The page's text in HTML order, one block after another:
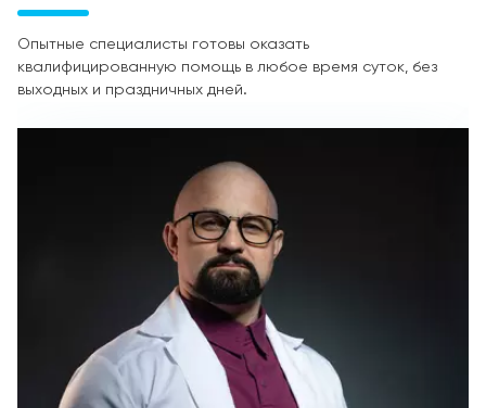
Опытные специалисты готовы оказать
квалифицированную помощь в любое время суток, без
выходных и праздничных дней.